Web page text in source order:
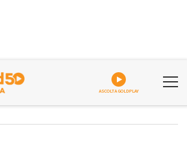
ASCOLTA GOLDPLAY